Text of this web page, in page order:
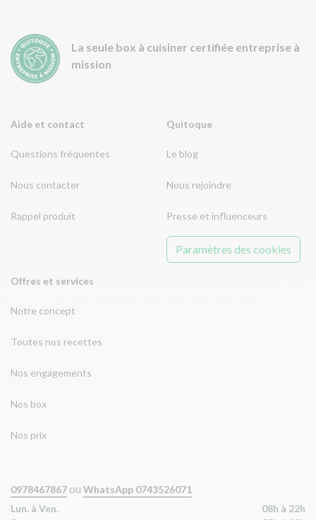
Aide et contact
Questions fréquentes
Nous contacter
Rappel produit
Offres et services
Notre concept
Toutes nos recettes
Nos engagements
Nos box
Nos prix
Quitoque
Le blog
Nous rejoindre
Presse et influenceurs
Paramètres des cookies
La seule box à cuisiner certifiée entreprise à
mission
0978467867 ou WhatsApp 0743526071
Lun. à Ven.
08h à 22h